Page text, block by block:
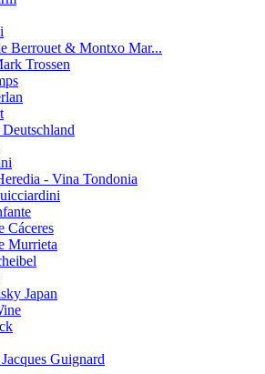
Berrouet & Montxo Mar...
Trossen
- Vina Tondonia
Cáceres
Murrieta
Japan
Guignard